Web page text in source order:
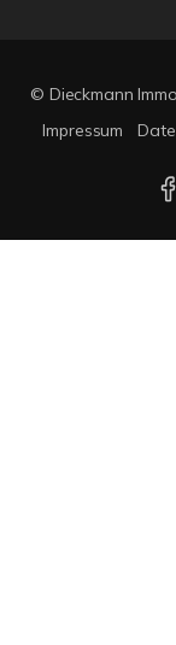
© Dieckmann
Impressum